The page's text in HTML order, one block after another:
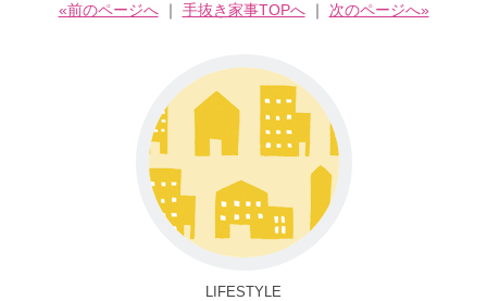
«前のページへ｜ 手抜き家事TOPへ｜ 次のページへ»
LIFESTYLE